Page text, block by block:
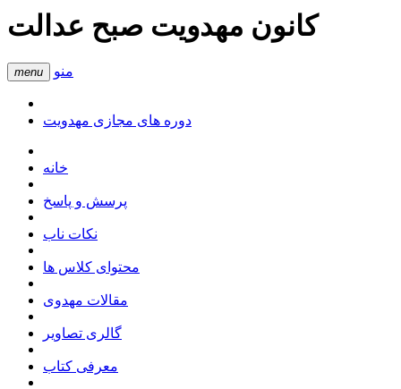
کانون مهدویت صبح عدالت
menu منو
دوره های مجازی مهدویت
خانه
پرسش و پاسخ
نکات ناب
محتوای کلاس ها
مقالات مهدوی
گالری تصاویر
معرفی کتاب